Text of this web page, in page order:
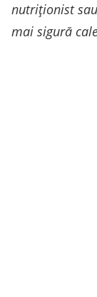
nutriționist
mai sigură